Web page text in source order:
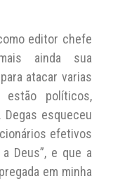
editor chefe
ainda sua
atacar varias
políticos,
esqueceu
efetivos
Deus”, e que a
em minha